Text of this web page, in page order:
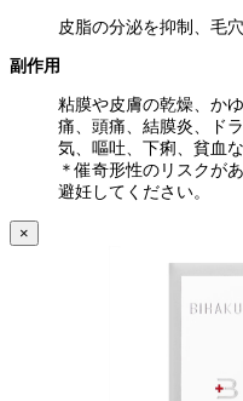
皮脂の分泌を抑制、毛
副作用
粘膜や皮膚の乾燥、か
痛、頭痛、結膜炎、ド
気、嘔吐、下痢、貧血
＊催奇形性のリスクが
避妊してください。
×